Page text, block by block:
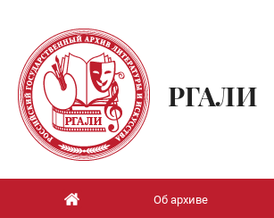
РГАЛИ
Об архиве